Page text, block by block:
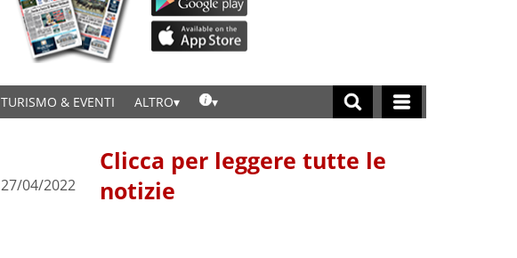
TURISMO & EVENTI ALTRO
27/04/2022
Clicca per leggere tutte le
notizie